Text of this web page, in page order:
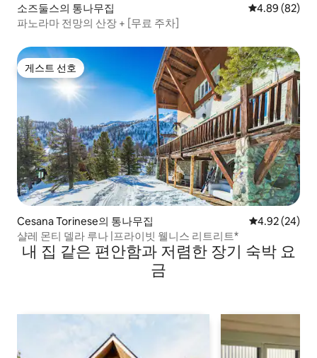
소즈둘스의 통나무집 평점 4.89점(5
4.89 (82)
파노라마 전망의 산장 + [무료 주차]
게스트 선호
게스트 선호
Cesana Torinese의 통나무집 평점 4.92점(5
4.92 (24)
샬레 몬티 델라 루나 |프라이빗 웰니스 리트리트*
내 집 같은 편안함과 저렴한 장기 숙박 요
금